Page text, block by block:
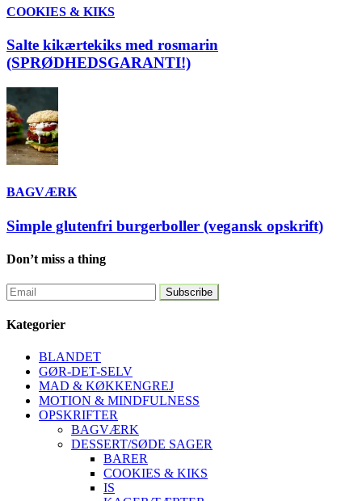
COOKIES & KIKS
Salte kikærtekiks med rosmarin
(SPRØDHEDSGARANTI!)
BAGVÆRK
Simple glutenfri burgerboller (vegansk opskrift)
Don’t miss a thing
Kategorier
BLANDET
GØR-DET-SELV
MAD & KØKKENGREJ
MOTION & MINDFULNESS
OPSKRIFTER
BAGVÆRK
DESSERT/SØDE SAGER
BARER
COOKIES & KIKS
IS